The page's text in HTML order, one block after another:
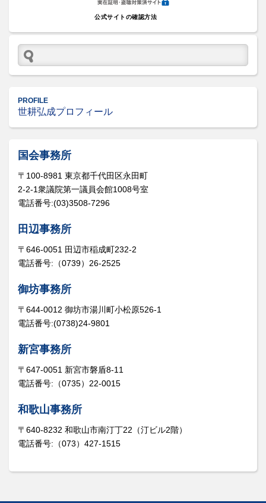
公式サイトの確認方法
PROFILE
世耕弘成プロフィール
国会事務所
〒100-8981 東京都千代田区永田町
2-2-1衆議院第一議員会館1008号室
電話番号:(03)3508-7296
田辺事務所
〒646-0051 田辺市稲成町232-2
電話番号:（0739）26-2525
御坊事務所
〒644-0012 御坊市湯川町小松原526-1
電話番号:(0738)24-9801
新宮事務所
〒647-0051 新宮市磐盾8-11
電話番号:（0735）22-0015
和歌山事務所
〒640-8232 和歌山市南汀丁22（汀ビル2階）
電話番号:（073）427-1515